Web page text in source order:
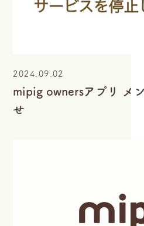
2024.09.02
mipig ownersアプリ メ
せ